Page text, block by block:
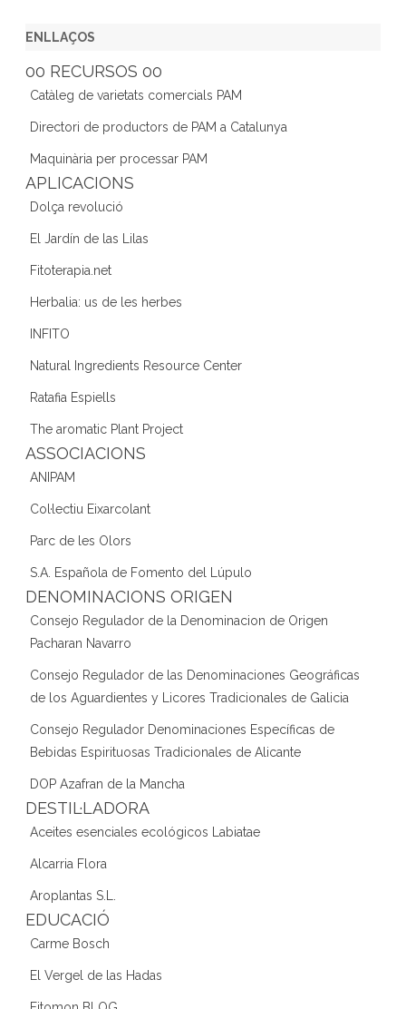
c
e
b
o
o
k
er gr
a
m
dI
n
ENLLAÇOS
00 RECURSOS 00
Catàleg de varietats comercials PAM
Directori de productors de PAM a Catalunya
Maquinària per processar PAM
APLICACIONS
Dolça revolució
El Jardín de las Lilas
Fitoterapia.net
Herbalia: us de les herbes
INFITO
Natural Ingredients Resource Center
Ratafia Espiells
The aromatic Plant Project
ASSOCIACIONS
ANIPAM
Col·lectiu Eixarcolant
Parc de les Olors
S.A. Española de Fomento del Lúpulo
DENOMINACIONS ORIGEN
Consejo Regulador de la Denominacion de Origen
Pacharan Navarro
Consejo Regulador de las Denominaciones Geográficas
de los Aguardientes y Licores Tradicionales de Galicia
Consejo Regulador Denominaciones Específicas de
Bebidas Espirituosas Tradicionales de Alicante
DOP Azafran de la Mancha
DESTIL·LADORA
Aceites esenciales ecológicos Labiatae
Alcarria Flora
Aroplantas S.L.
EDUCACIÓ
Carme Bosch
El Vergel de las Hadas